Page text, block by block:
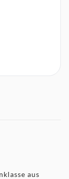
aus